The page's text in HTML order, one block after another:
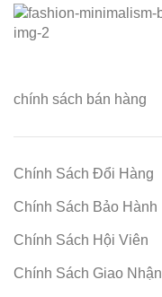
chính sách bán hàng
Chính Sách Đổi Hàng
Chính Sách Bảo Hành
Chính Sách Hội Viên
Chính Sách Giao Nhận